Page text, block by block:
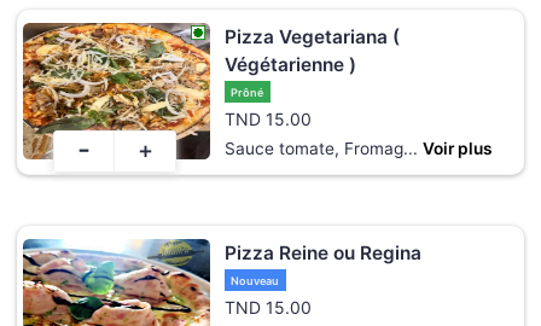
Pizza Vegetariana (
Végétarienne )
Prôné
TND 15.00
Sauce tomate, Fromag... Voir plus
- +
Pizza Reine ou Regina
Nouveau
TND 15.00